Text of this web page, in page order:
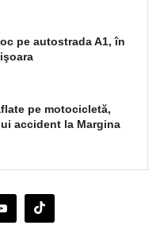
pe autostrada A1, în
pe motocicletă,
accident la Margina